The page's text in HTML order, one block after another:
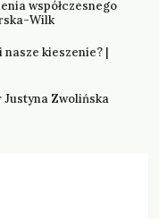
współczesnego
Wilk
nasze kieszenie? |
Zwolińska